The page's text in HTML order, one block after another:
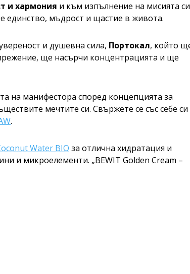
и хармония и към изпълнение на мисията
единство, мъдрост и щастие в живота.
и душевна сила, Портокал, който
ще насърчи концентрацията и ще
на манифестора според концепцията за
мечтите си. Свържете се със себе си
.
Water BIO за отлична хидратация и
и микроелементи. „BEWIT Golden Cream –